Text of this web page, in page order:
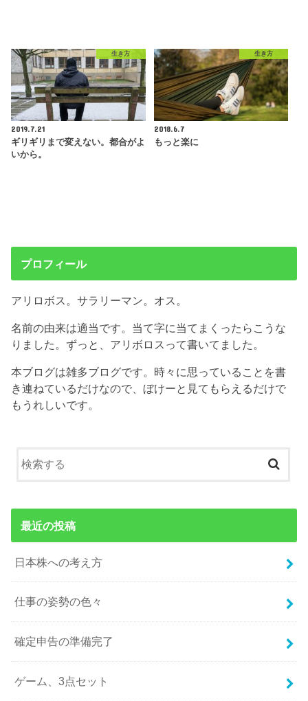
生き方
2019.7.21
ギリギリまで変えない。都合がよ
いから。
生き方
2018.6.7
もっと楽に
プロフィール
アリロボス。サラリーマン。オス。
名前の由来は適当です。当て字に当てまくったらこうな
りました。ずっと、アリボロスって書いてました。
本ブログは雑多ブログです。時々に思っていることを書
き連ねているだけなので、ぼけーと見てもらえるだけで
もうれしいです。
最近の投稿
日本株への考え方
仕事の姿勢の色々
確定申告の準備完了
ゲーム、3点セット